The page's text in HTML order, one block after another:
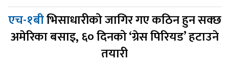
एच-१बीभिसाधारीको जागिर गए कठिन हुन सक्छ
अमेरिका बसाइ, ६० दिनको ‘ग्रेस पिरियड’ हटाउने
तयारी